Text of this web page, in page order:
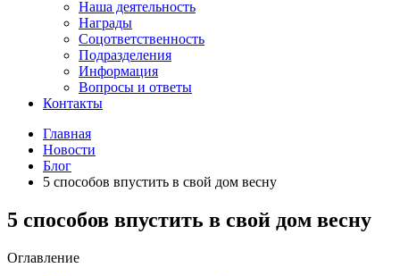
Наша деятельность
Награды
Соцответственность
Подразделения
Информация
Вопросы и ответы
Контакты
Главная
Новости
Блог
5 способов впустить в свой дом весну
5 способов впустить в свой дом весну
Оглавление